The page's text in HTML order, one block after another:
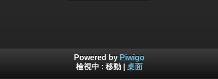
Powered by Piwigo
檢視中 : 移動| 桌面